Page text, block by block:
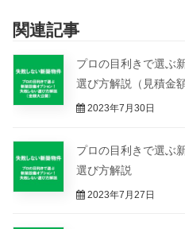
関連記事
プロの目利きで選ぶ
選び方解説（見積金額
2023年7月30日
プロの目利きで選ぶ
選び方解説
2023年7月27日